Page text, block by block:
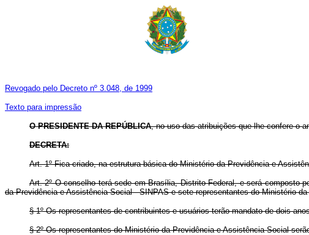
Revogado pelo Decreto nº 3.048, de 1999
Texto para impressão
O PRESIDENTE DA REPÚBLICA, no uso das atribuições que lhe confere o
DECRETA:
Art. 1º Fica criado, na estrutura básica do Ministério da Previdência e
Art. 2º O conselho terá sede em Brasília, Distrito Federal, e será composto
da Previdência e Assistência Social - SINPAS e sete representantes do Ministério
§ 1º Os representantes de contribuintes e usuários terão mandato de dois
§ 2º Os representantes do Ministério da Previdência e Assistência Social